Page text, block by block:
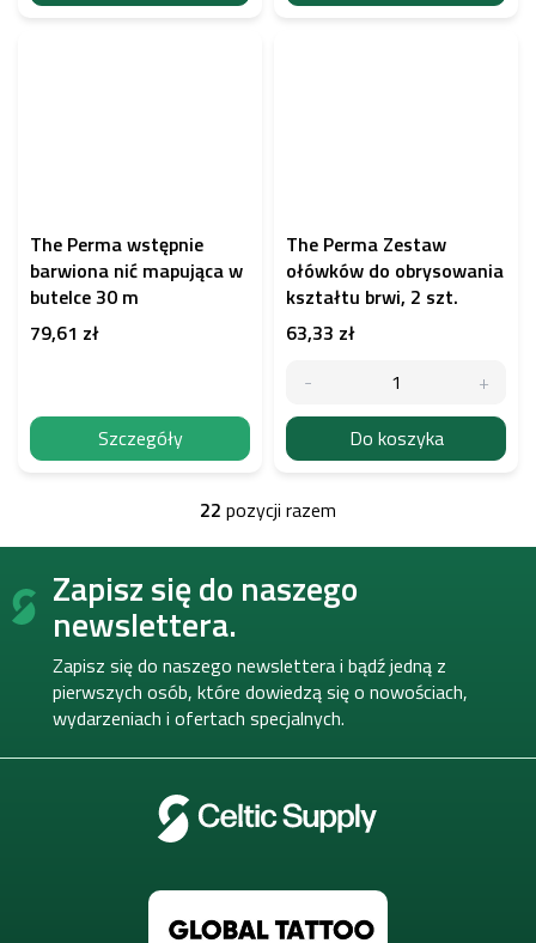
The Perma wstępnie
barwiona nić mapująca w
butelce 30 m
79,61 zł
Szczegóły
The Perma Zestaw
ołówków do obrysowania
kształtu brwi, 2 szt.
63,33 zł
Do koszyka
K
o
t
r
l
k
i
l
s
y
22 pozycji razem
S
Zapisz się do naszego
newslettera.
Zapisz się do naszego newslettera i bądź jedną z
pierwszych osób, które dowiedzą się o nowościach,
wydarzeniach i ofertach specjalnych.